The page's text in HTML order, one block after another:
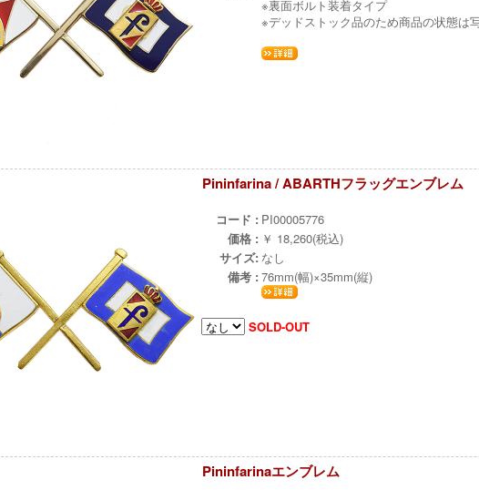
※裏面ボルト装着タイプ
※デッドストック品のため商品の状態は
Pininfarina / ABARTHフラッグエンブレム
コード : PI00005776
価格 : ￥ 18,260(税込)
サイズ: なし
備考 : 76mm(幅)×35mm(縦)
SOLD-OUT
Pininfarinaエンブレム